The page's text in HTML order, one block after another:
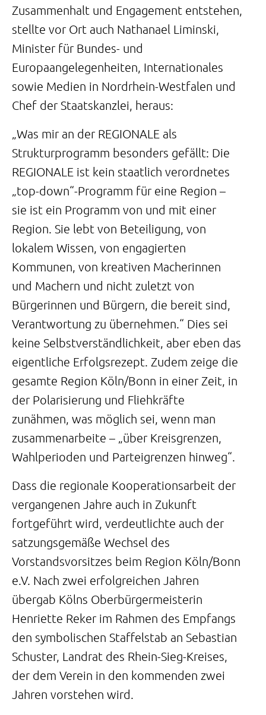
Zusammenhalt und Engagement entstehen,
stellte vor Ort auch Nathanael Liminski,
Minister für Bundes- und
Europaangelegenheiten, Internationales
sowie Medien in Nordrhein-Westfalen und
Chef der Staatskanzlei, heraus:
„Was mir an der REGIONALE als
Strukturprogramm besonders gefällt: Die
REGIONALE ist kein staatlich verordnetes
„top-down“-Programm für eine Region –
sie ist ein Programm von und mit einer
Region. Sie lebt von Beteiligung, von
lokalem Wissen, von engagierten
Kommunen, von kreativen Macherinnen
und Machern und nicht zuletzt von
Bürgerinnen und Bürgern, die bereit sind,
Verantwortung zu übernehmen.“ Dies sei
keine Selbstverständlichkeit, aber eben das
eigentliche Erfolgsrezept. Zudem zeige die
gesamte Region Köln/Bonn in einer Zeit, in
der Polarisierung und Fliehkräfte
zunähmen, was möglich sei, wenn man
zusammenarbeite – „über Kreisgrenzen,
Wahlperioden und Parteigrenzen hinweg“.
Dass die regionale Kooperationsarbeit der
vergangenen Jahre auch in Zukunft
fortgeführt wird, verdeutlichte auch der
satzungsgemäße Wechsel des
Vorstandsvorsitzes beim Region Köln/Bonn
e.V. Nach zwei erfolgreichen Jahren
übergab Kölns Oberbürgermeisterin
Henriette Reker im Rahmen des Empfangs
den symbolischen Staffelstab an Sebastian
Schuster, Landrat des Rhein-Sieg-Kreises,
der dem Verein in den kommenden zwei
Jahren vorstehen wird.